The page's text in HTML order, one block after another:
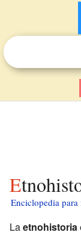
Enciclopedia para
Laetnohistoria